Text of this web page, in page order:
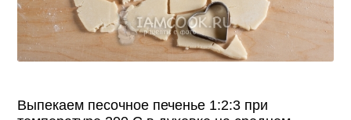
Выпекаем песочное печенье 1:2:3 при